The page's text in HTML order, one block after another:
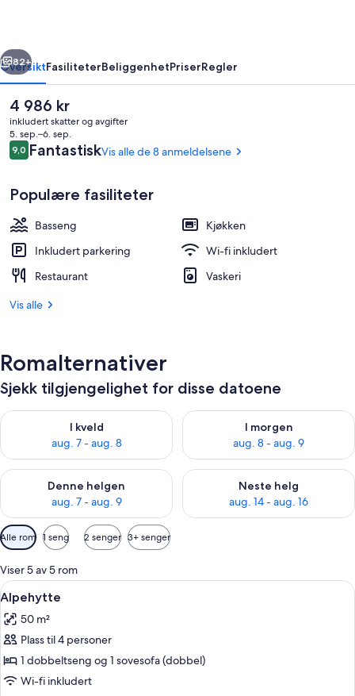
Fasade – kveld/natt
Neste
82+
OversiktFasiliteterBeliggenhetPriserRegler
Den
nåværende
prisen
er
4 986 kr
4 986 kr
inkludert skatter og avgifter
5. sep.–6. sep.
Anmeldelser
9,09,0 av 10 –
FantastiskVis alle de 8 anmeldelsene
Populære fasiliteter
Basseng
Kjøkken
Inkludert parkering
Wi-fi inkludert
Restaurant
Vaskeri
Vis alle
Romalternativer
Sjekk tilgjengelighet for disse datoene
I kveld
aug. 7 - aug. 8
Sjekk tilgjengelighet for i kveld, aug. 7 - aug. 8
I morgen
aug. 8 - aug. 9
Sjekk tilgjengelighet for i
Denne helgen
aug. 7 - aug. 9
Sjekk tilgjengelighet for denne helgen, aug. 7 - aug. 9
Neste helg
aug. 14 - aug. 16
Sjekk tilgjengelighet for neste
Tilgjengelige
filtre
for
rom
Alle rom 1 seng 2 senger 3+ senger
Viser 5 av 5 rom
Åpne
alle
bildene
av
Alpehytte
Alpehytte | 1 soverom, safe på
6
Alpehytte
50 m²
Plass til 4 personer
1 dobbeltseng og 1 sovesofa (dobbel)
Wi-fi inkludert